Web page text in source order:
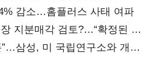
감소…홈플러스 사태 여파
지분매각 검토?…“확정된 바
삼성, 미 국립연구소와 개발